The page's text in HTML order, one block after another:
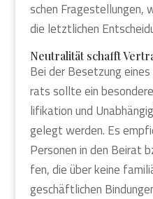
schen Fra­ge­stel­lun­gen,
die letzt­li­chen
Neu­tra­li­tät schafft
Bei der Beset­zung
rats soll­te ein
li­fi­ka­ti­on und
gelegt wer­den. Es
Per­so­nen in den Bei­rat
fen, die über kei­ne
geschäft­li­chen